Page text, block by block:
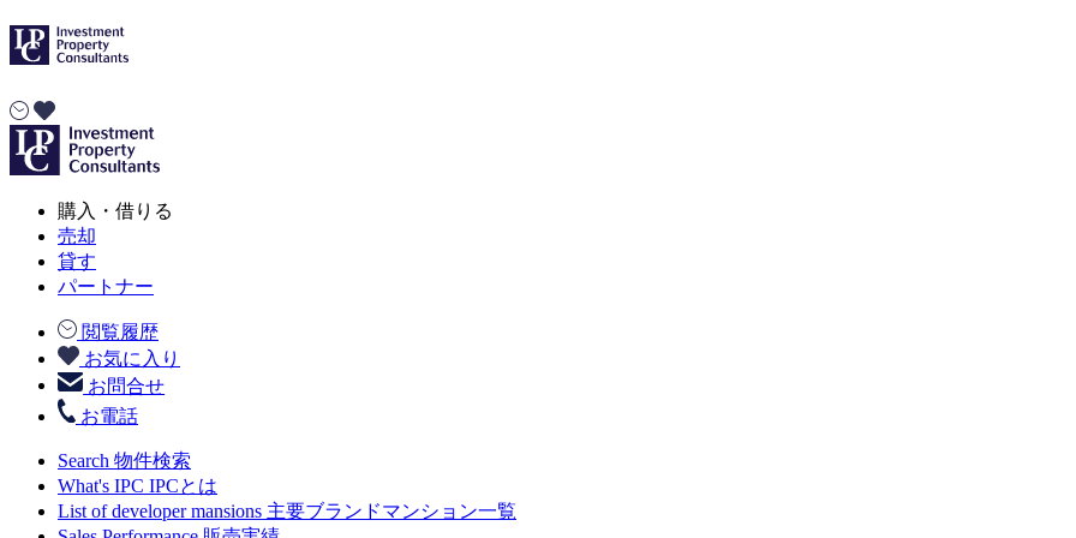
購入・借りる
売却
貸す
パートナー
閲覧履歴
お気に入り
お問合せ
お電話
Search 物件検索
What's IPC IPCとは
List of developer mansions 主要ブランドマンション一覧